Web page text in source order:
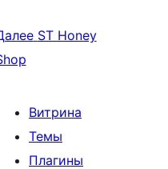
ST Honey
Витрина
Темы
Плагины